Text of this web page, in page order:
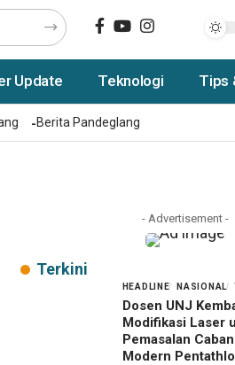
Update Teknologi Tips
Berita Pandeglang
- Advertisement -
Terkini
HEADLINE NASIONAL
Dosen UNJ
Modifikasi Laser
Pemasalan
Modern